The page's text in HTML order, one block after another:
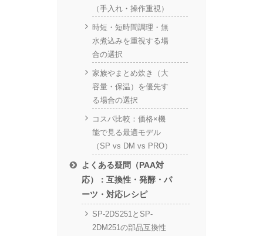
（手入れ・操作重視）
時短・短時間調理・無
水煮込みを重視する場
合の選択
家族やまとめ炊き（大
容量・保温）を優先す
る場合の選択
コスパ比較：価格×機
能で見る最適モデル
（SP vs DM vs PRO）
よくある疑問（PAA対
応）：互換性・発酵・パ
ーツ・対応レシピ
SP-2DS251とSP-
2DM251の部品互換性